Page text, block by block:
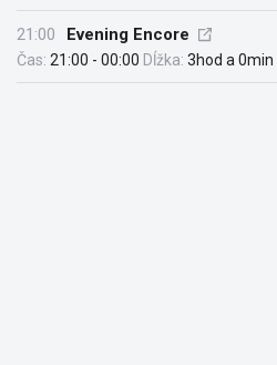
21:00 Evening Encore
Čas: 21:00 - 00:00 Dĺžka: 3hod a 0min